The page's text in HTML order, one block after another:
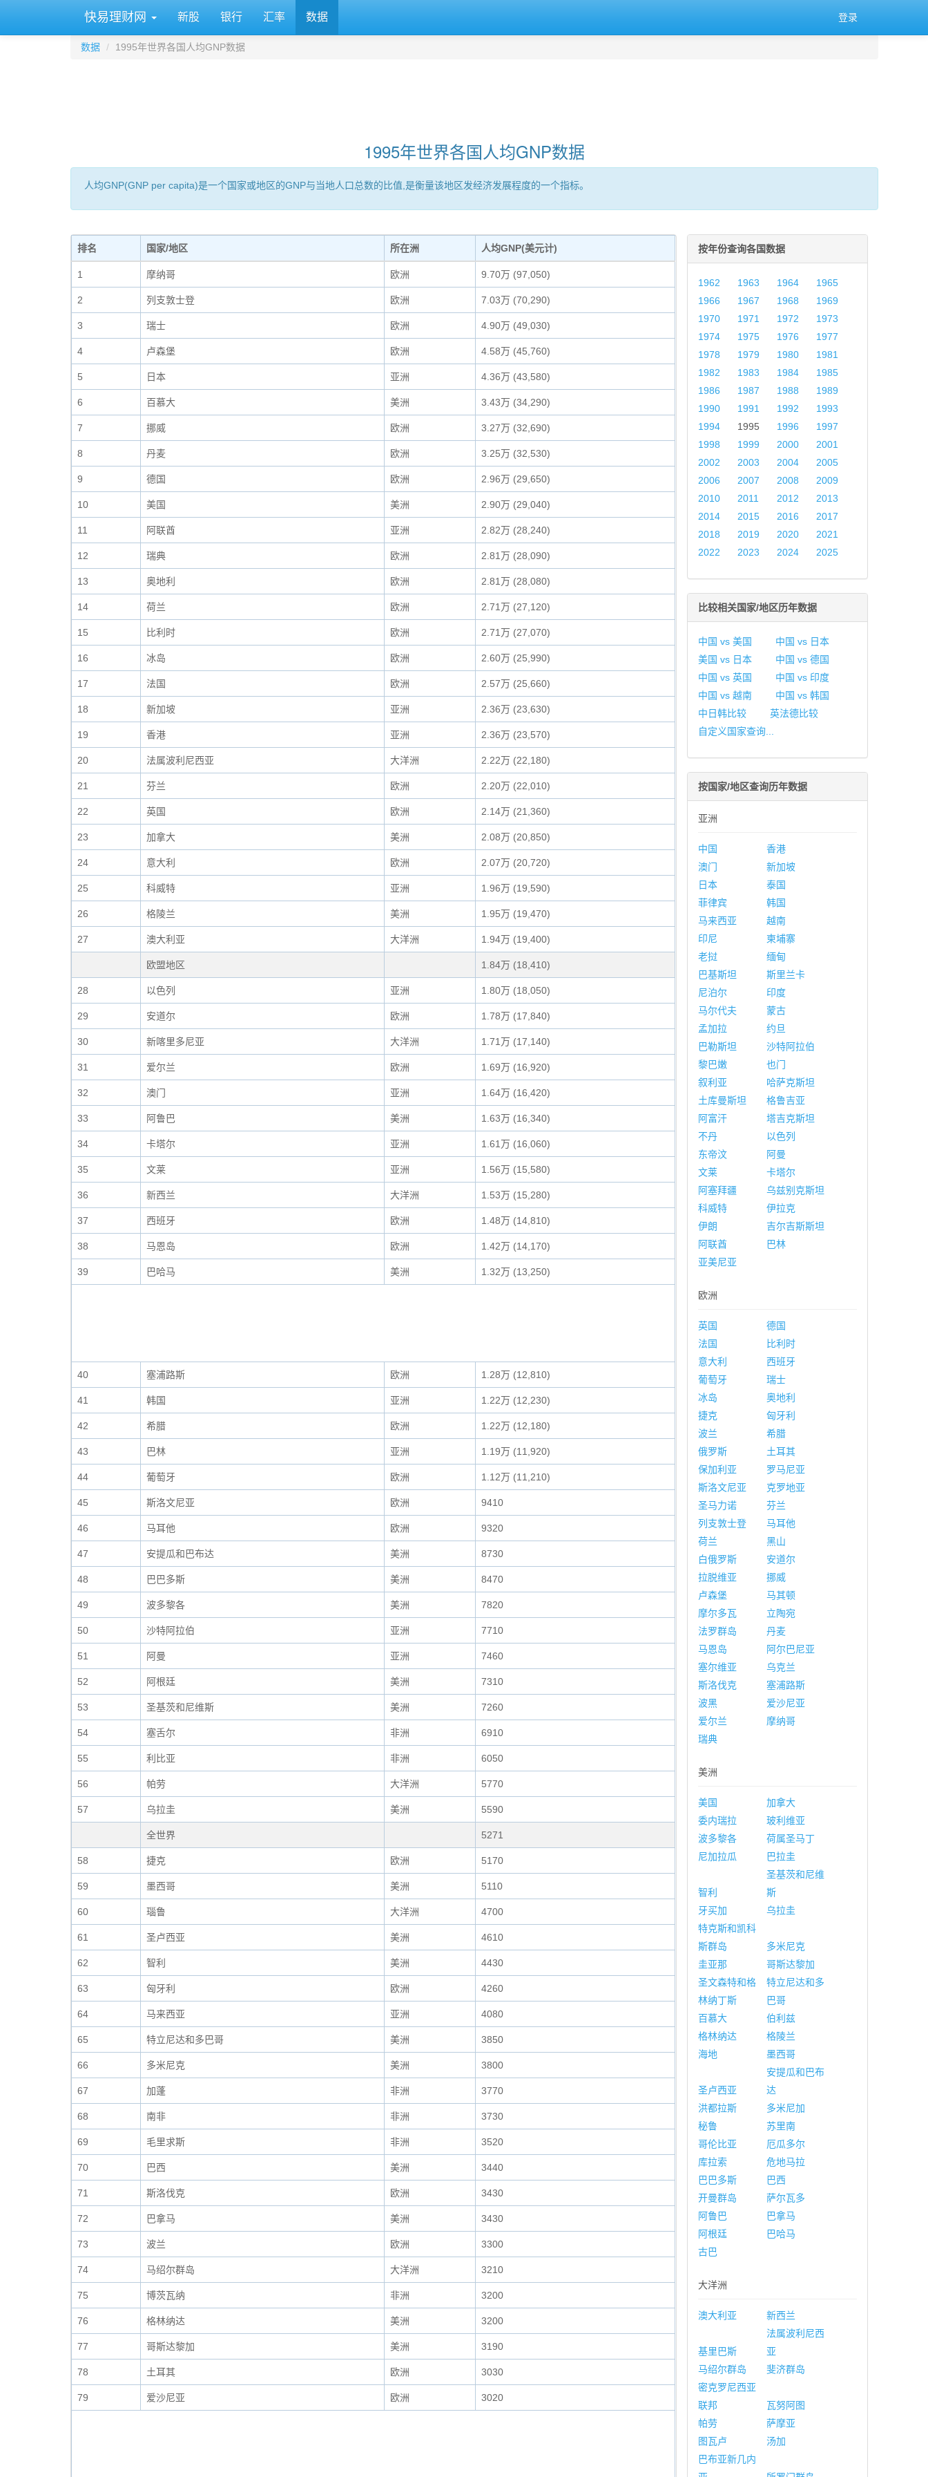
快易理财网 新股 银行 汇率 数据 登录
数据 1995年世界各国人均GNP数据
1995年世界各国人均GNP数据
人均GNP(GNP per capita)是一个国家或地区的GNP与当地人口总数的比值,是衡量该地区发经济发展程度的一个指标。
排名 国家/地区 所在洲 人均GNP(美元计)
1 摩纳哥 欧洲 9.70万 (97,050)
2 列支敦士登 欧洲 7.03万 (70,290)
3 瑞士 欧洲 4.90万 (49,030)
4 卢森堡 欧洲 4.58万 (45,760)
5 日本 亚洲 4.36万 (43,580)
6 百慕大 美洲 3.43万 (34,290)
7 挪威 欧洲 3.27万 (32,690)
8 丹麦 欧洲 3.25万 (32,530)
9 德国 欧洲 2.96万 (29,650)
10 美国 美洲 2.90万 (29,040)
11 阿联酋 亚洲 2.82万 (28,240)
12 瑞典 欧洲 2.81万 (28,090)
13 奥地利 欧洲 2.81万 (28,080)
14 荷兰 欧洲 2.71万 (27,120)
15 比利时 欧洲 2.71万 (27,070)
16 冰岛 欧洲 2.60万 (25,990)
17 法国 欧洲 2.57万 (25,660)
18 新加坡 亚洲 2.36万 (23,630)
19 香港 亚洲 2.36万 (23,570)
20 法属波利尼西亚 大洋洲 2.22万 (22,180)
21 芬兰 欧洲 2.20万 (22,010)
22 英国 欧洲 2.14万 (21,360)
23 加拿大 美洲 2.08万 (20,850)
24 意大利 欧洲 2.07万 (20,720)
25 科威特 亚洲 1.96万 (19,590)
26 格陵兰 美洲 1.95万 (19,470)
27 澳大利亚 大洋洲 1.94万 (19,400)
欧盟地区 1.84万 (18,410)
28 以色列 亚洲 1.80万 (18,050)
29 安道尔 欧洲 1.78万 (17,840)
30 新喀里多尼亚 大洋洲 1.71万 (17,140)
31 爱尔兰 欧洲 1.69万 (16,920)
32 澳门 亚洲 1.64万 (16,420)
33 阿鲁巴 美洲 1.63万 (16,340)
34 卡塔尔 亚洲 1.61万 (16,060)
35 文莱 亚洲 1.56万 (15,580)
36 新西兰 大洋洲 1.53万 (15,280)
37 西班牙 欧洲 1.48万 (14,810)
38 马恩岛 欧洲 1.42万 (14,170)
39 巴哈马 美洲 1.32万 (13,250)
40 塞浦路斯 欧洲 1.28万 (12,810)
41 韩国 亚洲 1.22万 (12,230)
42 希腊 欧洲 1.22万 (12,180)
43 巴林 亚洲 1.19万 (11,920)
44 葡萄牙 欧洲 1.12万 (11,210)
45 斯洛文尼亚 欧洲 9410
46 马耳他 欧洲 9320
47 安提瓜和巴布达 美洲 8730
48 巴巴多斯 美洲 8470
49 波多黎各 美洲 7820
50 沙特阿拉伯 亚洲 7710
51 阿曼 亚洲 7460
52 阿根廷 美洲 7310
53 圣基茨和尼维斯 美洲 7260
54 塞舌尔 非洲 6910
55 利比亚 非洲 6050
56 帕劳 大洋洲 5770
57 乌拉圭 美洲 5590
全世界 5271
58 捷克 欧洲 5170
59 墨西哥 美洲 5110
60 瑙鲁 大洋洲 4700
61 圣卢西亚 美洲 4610
62 智利 美洲 4430
63 匈牙利 欧洲 4260
64 马来西亚 亚洲 4080
65 特立尼达和多巴哥 美洲 3850
66 多米尼克 美洲 3800
67 加蓬 非洲 3770
68 南非 非洲 3730
69 毛里求斯 非洲 3520
70 巴西 美洲 3440
71 斯洛伐克 欧洲 3430
72 巴拿马 美洲 3430
73 波兰 欧洲 3300
74 马绍尔群岛 大洋洲 3210
75 博茨瓦纳 非洲 3200
76 格林纳达 美洲 3200
77 哥斯达黎加 美洲 3190
78 土耳其 欧洲 3030
79 爱沙尼亚 欧洲 3020
按年份查询各国数据
1962 1963 1964
1965
1966
1967 1968
1969
1970
1971 1972
1973
1974
1975 1976
1977
1978
1979 1980
1981
1982
1983 1984
1985
1986
1987 1988
1989
1990
1991 1992
1993
1994
1995 1996
1997
1998
1999 2000
2001
2002
2003 2004
2005
2006
2007 2008
2009
2010
2011 2012
2013
2014
2015 2016
2017
2018
2019 2020
2021
2022
2023 2024 2025
比较相关国家/地区历年数据
中国 vs 美国
中国 vs 日本
美国 vs 日本
中国 vs 德国
中国 vs 英国
中国 vs 印度
中国 vs 越南
中国 vs 韩国
中日韩比较
英法德比较
自定义国家查询...
按国家/地区查询历年数据
亚洲
中国
香港
澳门
新加坡
日本
泰国
菲律宾
韩国
马来西亚
越南
印尼
柬埔寨
老挝
缅甸
巴基斯坦
斯里兰卡
尼泊尔
印度
马尔代夫
蒙古
孟加拉
约旦
巴勒斯坦
沙特阿拉伯
黎巴嫩
也门
叙利亚
哈萨克斯坦
土库曼斯坦
格鲁吉亚
阿富汗
塔吉克斯坦
不丹
以色列
东帝汶
阿曼
文莱
卡塔尔
阿塞拜疆
乌兹别克斯坦
科威特
伊拉克
伊朗
吉尔吉斯斯坦
阿联酋
巴林
亚美尼亚
欧洲
英国
德国
法国
比利时
意大利
西班牙
葡萄牙
瑞士
冰岛
奥地利
捷克
匈牙利
波兰
希腊
俄罗斯
土耳其
保加利亚
罗马尼亚
斯洛文尼亚
克罗地亚
圣马力诺
芬兰
列支敦士登
马耳他
荷兰
黑山
白俄罗斯
安道尔
拉脱维亚
挪威
卢森堡
马其顿
摩尔多瓦
立陶宛
法罗群岛
丹麦
马恩岛
阿尔巴尼亚
塞尔维亚
乌克兰
斯洛伐克
塞浦路斯
波黑
爱沙尼亚
爱尔兰
摩纳哥
瑞典
美洲
美国
加拿大
委内瑞拉
玻利维亚
波多黎各
荷属圣马丁
尼加拉瓜
巴拉圭
智利
圣基茨和尼维
斯
牙买加
乌拉圭
特克斯和凯科
斯群岛
多米尼克
圭亚那
哥斯达黎加
圣文森特和格
林纳丁斯
特立尼达和多
巴哥
百慕大
伯利兹
格林纳达
格陵兰
海地
墨西哥
圣卢西亚
安提瓜和巴布
达
洪都拉斯
多米尼加
秘鲁
苏里南
哥伦比亚
厄瓜多尔
库拉索
危地马拉
巴巴多斯
巴西
开曼群岛
萨尔瓦多
阿鲁巴
巴拿马
阿根廷
巴哈马
古巴
大洋洲
澳大利亚 新西兰
基里巴斯
法属波利尼西
亚
马绍尔群岛
斐济群岛
密克罗尼西亚
联邦
瓦努阿图
帕劳
萨摩亚
图瓦卢
汤加
巴布亚新几内